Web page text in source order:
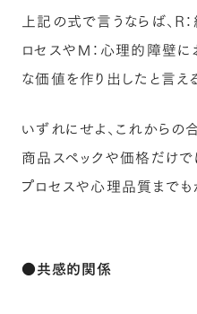
上記の式で言うならば、R
ロセスやＭ：心理的障壁
な価値を作り出したと言える
いずれにせよ、これからの
商品スペックや価格だけで
プロセスや心理品質までも
●共感的関係